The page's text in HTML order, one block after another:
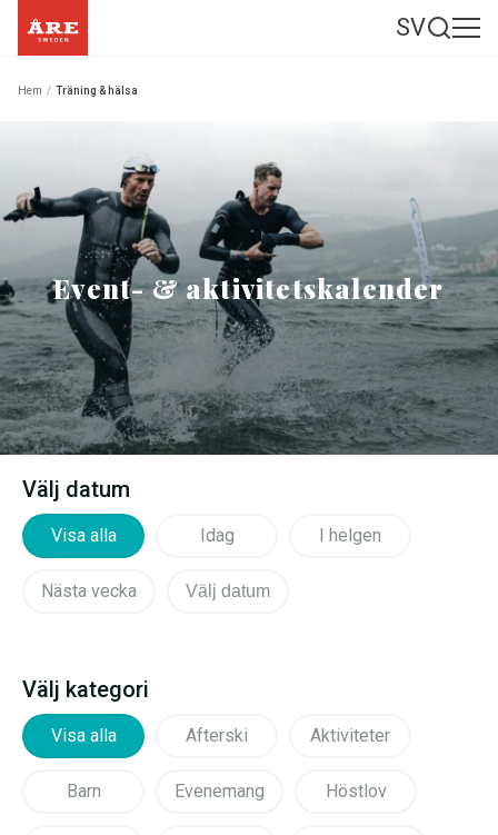
SV
Hem / Träning & hälsa
Event- & aktivitetskalender
Välj datum
Visa alla Idag I helgen
Nästa vecka Välj datum
Välj kategori
Visa alla Afterski Aktiviteter
Barn Evenemang Höstlov